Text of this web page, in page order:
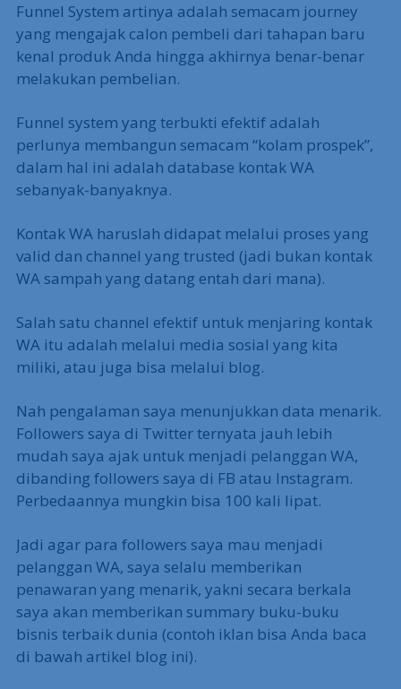
Funnel System artinya adalah semacam journey
yang mengajak calon pembeli dari tahapan baru
kenal produk Anda hingga akhirnya benar-benar
melakukan pembelian.
Funnel system yang terbukti efektif adalah
perlunya membangun semacam “kolam prospek”,
dalam hal ini adalah database kontak WA
sebanyak-banyaknya.
Kontak WA haruslah didapat melalui proses yang
valid dan channel yang trusted (jadi bukan kontak
WA sampah yang datang entah dari mana).
Salah satu channel efektif untuk menjaring kontak
WA itu adalah melalui media sosial yang kita
miliki, atau juga bisa melalui blog.
Nah pengalaman saya menunjukkan data menarik.
Followers saya di Twitter ternyata jauh lebih
mudah saya ajak untuk menjadi pelanggan WA,
dibanding followers saya di FB atau Instagram.
Perbedaannya mungkin bisa 100 kali lipat.
Jadi agar para followers saya mau menjadi
pelanggan WA, saya selalu memberikan
penawaran yang menarik, yakni secara berkala
saya akan memberikan summary buku-buku
bisnis terbaik dunia (contoh iklan bisa Anda baca
di bawah artikel blog ini).